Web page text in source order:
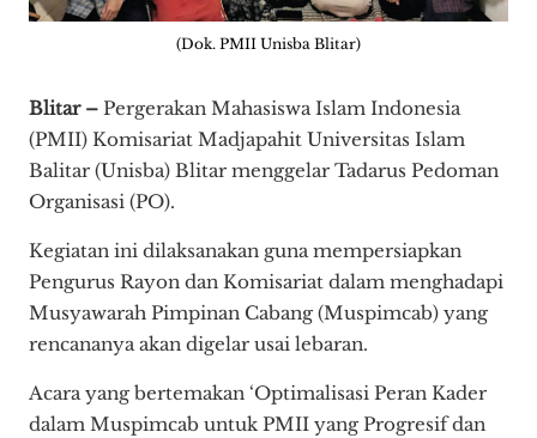
(Dok. PMII Unisba Blitar)
Blitar – Pergerakan Mahasiswa Islam Indonesia
(PMII) Komisariat Madjapahit Universitas Islam
Balitar (Unisba) Blitar menggelar Tadarus Pedoman
Organisasi (PO).
Kegiatan ini dilaksanakan guna mempersiapkan
Pengurus Rayon dan Komisariat dalam menghadapi
Musyawarah Pimpinan Cabang (Muspimcab) yang
rencananya akan digelar usai lebaran.
Acara yang bertemakan ‘Optimalisasi Peran Kader
dalam Muspimcab untuk PMII yang Progresif dan